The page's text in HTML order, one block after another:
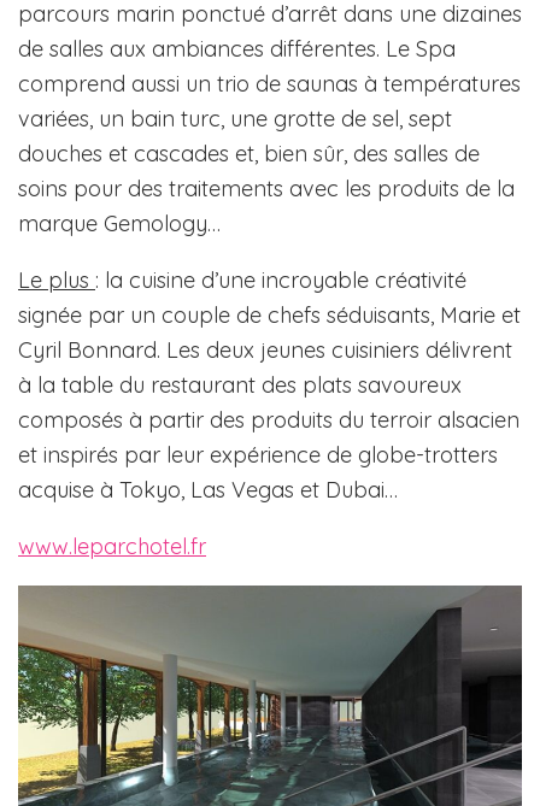
parcours marin ponctué d’arrêt dans une dizaines
de salles aux ambiances différentes. Le Spa
comprend aussi un trio de saunas à températures
variées, un bain turc, une grotte de sel, sept
douches et cascades et, bien sûr, des salles de
soins pour des traitements avec les produits de la
marque Gemology…
Le plus : la cuisine d’une incroyable créativité
signée par un couple de chefs séduisants, Marie et
Cyril Bonnard. Les deux jeunes cuisiniers délivrent
à la table du restaurant des plats savoureux
composés à partir des produits du terroir alsacien
et inspirés par leur expérience de globe-trotters
acquise à Tokyo, Las Vegas et Dubai…
www.leparchotel.fr